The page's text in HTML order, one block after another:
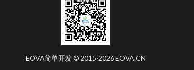
EOVA简单开发 © 2015-2026EOVA.CN